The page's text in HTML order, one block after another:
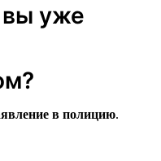
вы уже
в полицию.